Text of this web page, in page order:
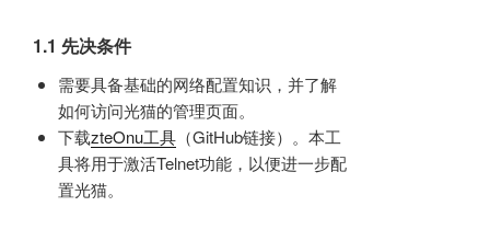
1.1 先决条件
需要具备基础的网络配置知识，并了解
如何访问光猫的管理页面。
下载zteOnu工具（GitHub链接）。本工
具将用于激活Telnet功能，以便进一步配
置光猫。